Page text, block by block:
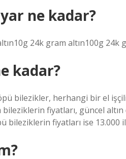
ne kadar?
24k gram altın100g 24k
kadar?
bilezikler, herhangi bir el
fiyatları, güncel
fiyatları ise 13.000